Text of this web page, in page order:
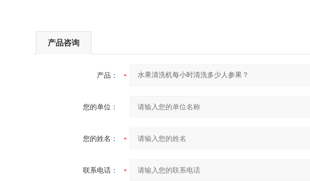
产品咨询
产品：
您的单位：
您的姓名：
联系电话：